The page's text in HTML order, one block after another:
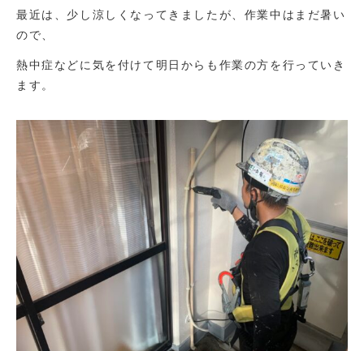
最近は、少し涼しくなってきましたが、作業中はまだ暑い
ので、
熱中症などに気を付けて明日からも作業の方を行っていき
ます。